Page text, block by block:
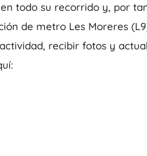
todo su recorrido y, por
de metro Les Moreres
recibir fotos y